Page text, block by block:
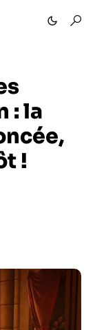
: la
!